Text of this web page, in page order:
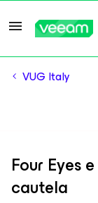
VUG Italy
Four Eyes
cautela